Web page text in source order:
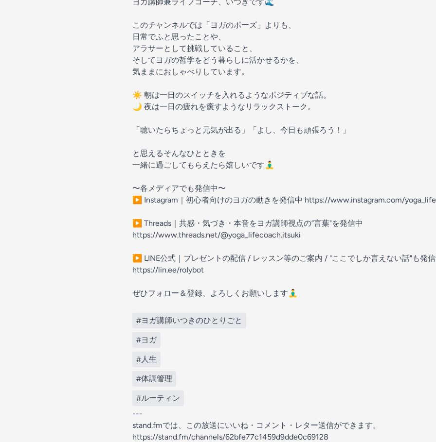
このチャンネルでは「ヨガのポーズ」よりも、
日常でふと思ったことや、
アラサーとして挑戦していること、
そしてヨガの哲学をどう暮らしに活かせるかを、
気ままにおしゃべりしています。
☀️ 朝は一日のスイッチを入れるようなポジティブな話。
🌙 夜は一日の疲れを癒すようなリラックストーク。
「聴いたらちょっと元気が出る」「よし、今日も頑張ろう！」
と思えるそんなひとときを
一緒に過ごしてもらえたら嬉しいです🧘‍♂️
〜各メディアでも発信中〜
▶ Instagram｜初心者向けのヨガの動きを発信中 https://www.instagram.com/
▶ Threads｜共感・気づき・本音をヨガ講師視点の”言葉"を発信中
https://www.threads.net/@yoga_lifecoach.itsuki
▶ LINE公式｜プレゼントの配信 / レッスン等のご案内 / "ここでしか言えない話"も発
https://lin.ee/roIybot
ぜひフォロー＆登録、よろしくお願いします🧘‍♂️
#ヨガ講師いつきのひとりごと
#ヨガ
#人生
#体調管理
#ルーティン
---
stand.fmでは、この放送にいいね・コメント・レター送信ができます。
https://stand.fm/channels/62bfe77c1459d9dde0c69128